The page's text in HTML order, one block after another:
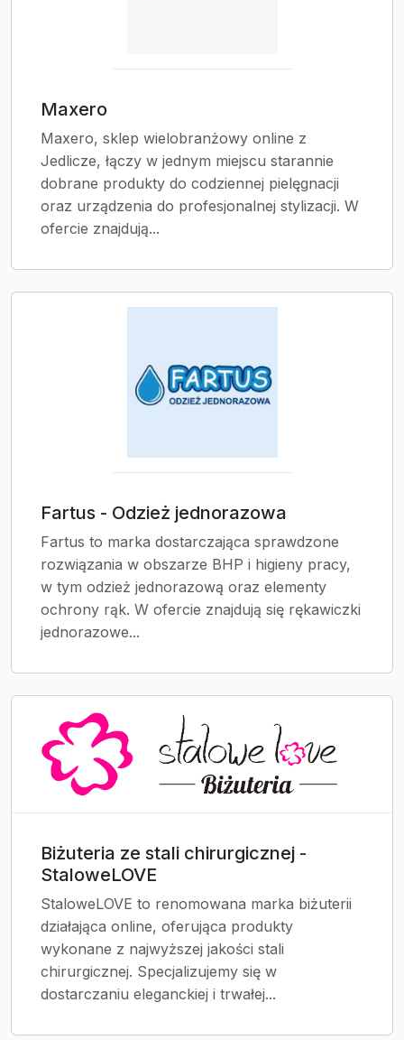
Maxero
Maxero, sklep wielobranżowy online z
Jedlicze, łączy w jednym miejscu starannie
dobrane produkty do codziennej pielęgnacji
oraz urządzenia do profesjonalnej stylizacji. W
ofercie znajdują...
Fartus - Odzież jednorazowa
Fartus to marka dostarczająca sprawdzone
rozwiązania w obszarze BHP i higieny pracy,
w tym odzież jednorazową oraz elementy
ochrony rąk. W ofercie znajdują się rękawiczki
jednorazowe...
Biżuteria ze stali chirurgicznej -
StaloweLOVE
StaloweLOVE to renomowana marka biżuterii
działająca online, oferująca produkty
wykonane z najwyższej jakości stali
chirurgicznej. Specjalizujemy się w
dostarczaniu eleganckiej i trwałej...